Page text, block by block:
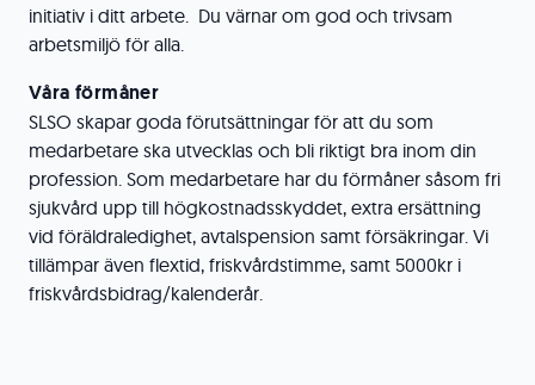
initiativ i ditt arbete. Du värnar om god och trivsam
arbetsmiljö för alla.
Våra förmåner
SLSO skapar goda förutsättningar för att du som
medarbetare ska utvecklas och bli riktigt bra inom din
profession. Som medarbetare har du förmåner såsom fri
sjukvård upp till högkostnadsskyddet, extra ersättning
vid föräldraledighet, avtalspension samt försäkringar. Vi
tillämpar även flextid, friskvårdstimme, samt 5000kr i
friskvårdsbidrag/kalenderår.